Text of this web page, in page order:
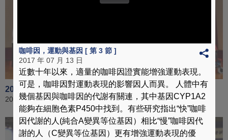
2016 賽馬會香港優秀教練選舉頒獎典禮
2017 年 04 月 30 日
咖啡因，運動與基因 [ 第 3 節 ]
2017 年 07 月 13 日
近數十年以來，適量的咖啡因證實能增強運動表現。
可是，咖啡因對運動表現的影響因人而異。 人體中有
幾個基因與咖啡因的代謝有關連，其中基因CYP1A2
能夠在細胞色素P450中找到。有些研究指出“快”咖啡
因代謝的人(純合A變異等位基因）相比“慢”咖啡因代
謝的人（C變異等位基因）更有增強運動表現的優